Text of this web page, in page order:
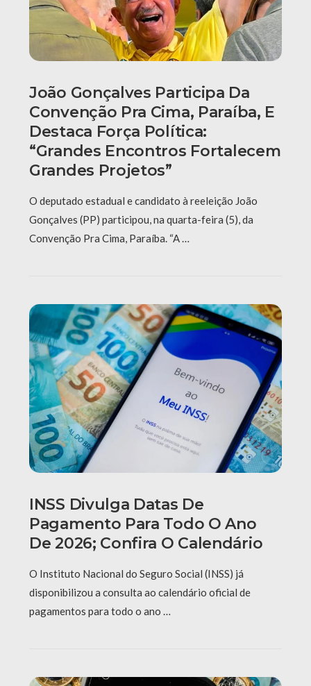
João Gonçalves Participa Da
Convenção Pra Cima, Paraíba, E
Destaca Força Política:
“grandes Encontros Fortalecem
Grandes Projetos”
O deputado estadual e candidato à reeleição João
Gonçalves (PP) participou, na quarta-feira (5), da
Convenção Pra Cima, Paraíba. “A …
INSS Divulga Datas De
Pagamento Para Todo O Ano
De 2026; Confira O Calendário
O Instituto Nacional do Seguro Social (INSS) já
disponibilizou a consulta ao calendário oficial de
pagamentos para todo o ano …